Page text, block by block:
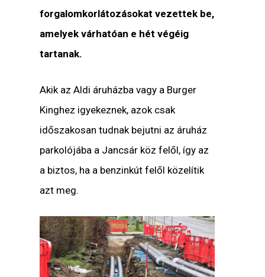
forgalomkorlátozásokat vezettek be,
amelyek várhatóan e hét végéig
tartanak.
Akik az Aldi áruházba vagy a Burger
Kinghez igyekeznek, azok csak
időszakosan tudnak bejutni az áruház
parkolójába a Jancsár köz felől, így az
a biztos, ha a benzinkút felől közelítik
azt meg.